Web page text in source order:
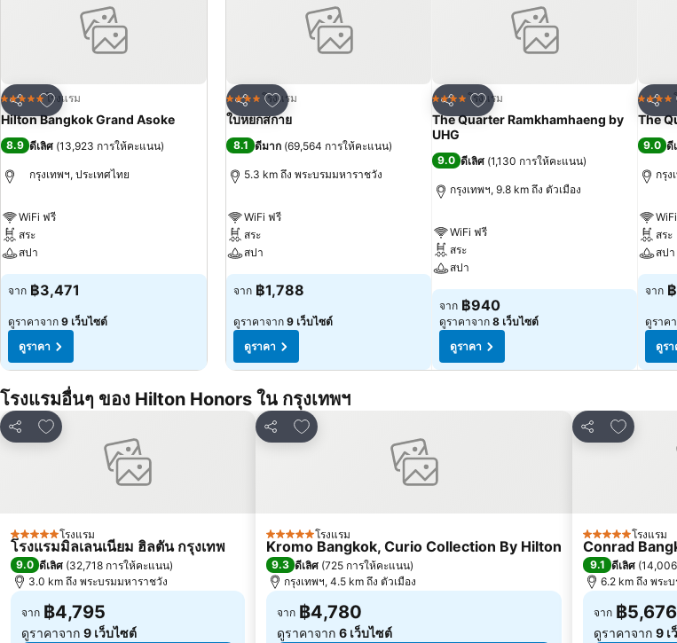
แชร์
เพิ่มในรายการโปรด
5 ดาว โรงแรม
Hilton Bangkok Grand Asoke
8.9 ดีเลิศ (13,923 การให้คะแนน)
กรุงเทพฯ, ประเทศไทย
WiFi ฟรี
สระ
สปา
จาก ฿3,471
ดูราคาจาก 9 เว็บไซต์
ดูราคา
แชร์
เพิ่มในรายการโปรด
4 ดาว โรงแรม
ใบหยกสกาย
8.1 ดีมาก (69,564 การให้คะแนน)
5.3 km ถึง พระบรมมหาราชวัง
WiFi ฟรี
สระ
สปา
จาก ฿1,788
ดูราคาจาก 9 เว็บไซต์
ดูราคา
แชร์
เพิ่มในรายการโปรด
4 ดาว โรงแรม
The Quarter Ramkhamhaeng by
UHG
9.0 ดีเลิศ (1,130 การให้คะแนน)
กรุงเทพฯ, 9.8 km ถึง ตัวเมือง
WiFi ฟรี
สระ
สปา
จาก ฿940
ดูราคาจาก 8 เว็บไซต์
ดูราคา
แชร์
4 ดาว
The
9.0 ดี
กรุง
สระ
สปา
จาก
ดูราค
ดูรา
โรงแรมอื่นๆ ของ Hilton Honors ใน กรุงเทพฯ
แชร์
เพิ่มในรายการโปรด
5 ดาว โรงแรม
โรงแรมมิลเลนเนียม ฮิลตัน กรุงเทพ
9.0 ดีเลิศ (32,718 การให้คะแนน)
3.0 km ถึง พระบรมมหาราชวัง
จาก ฿4,795
ดูราคาจาก 9 เว็บไซต์
แชร์
เพิ่มในรายการโปรด
5 ดาว โรงแรม
Kromo Bangkok, Curio Collection By Hilton
9.3 ดีเลิศ (725 การให้คะแนน)
กรุงเทพฯ, 4.5 km ถึง ตัวเมือง
จาก ฿4,780
ดูราคาจาก 6 เว็บไซต์
แชร์
เพิ่มในราย
5 ดาว โรงแรม
Conrad
9.1 ดีเลิศ (
6.2 km ถึง พระ
จาก ฿5,676
ดูราคาจาก 9 เ